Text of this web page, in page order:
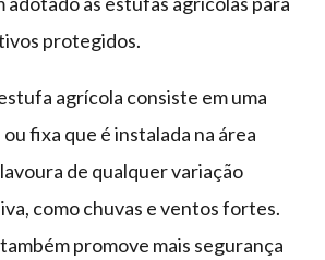
protegidos.
agrícola consiste em uma
fixa que é instalada na área
de qualquer variação
como chuvas e ventos fortes.
promove mais segurança